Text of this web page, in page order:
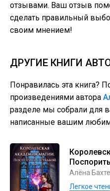
отзывами. Ваш отзыв
сделать правильный
своим мнением!
ДРУГИЕ КНИГИ
Понравилась эта книга?
произведениями автора
разделе мы собрали для
написанные вашим
Алёна
Легкое